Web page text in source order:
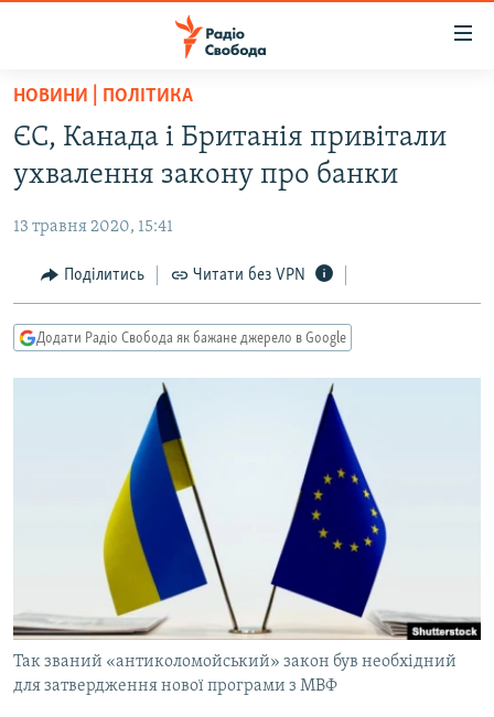
Перейти
основного
матеріалу
Перейти
до
навігації
Перейти
до
ВСЕ ЗА ДОБУ
ПОЛІТИКА
ЕКОНОМІКА
КУЛЬТУРА
ВІЙНА
РОСІЙСЬКА «ФІЛЬТРАЦІЯ»
КРИМ.РЕАЛІЇ
КИТАЙ.ВИКЛИКИ
МУЛЬТИМЕДІА
СПЕЦПРОЄКТИ
ПОДКАСТИ
НОВИНИ | ПОЛІТИКА
ЄС, Канада і Британія привітали
ухвалення закону про банки
13 травня 2020, 15:41
Поділитись Читати без VPN
Додати Радіо Свобода як бажане джерело в Google
Так званий «антиколомойський» закон був необхідний
для затвердження нової програми з МВФ